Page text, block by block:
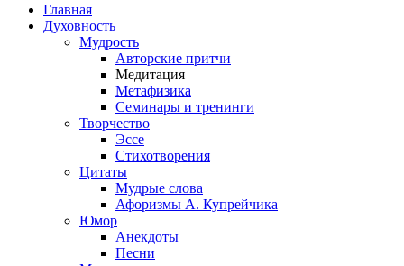
Главная
Духовность
Мудрость
Авторские притчи
Медитация
Метафизика
Семинары и тренинги
Творчество
Эссе
Стихотворения
Цитаты
Мудрые слова
Афоризмы А. Купрейчика
Юмор
Анекдоты
Песни